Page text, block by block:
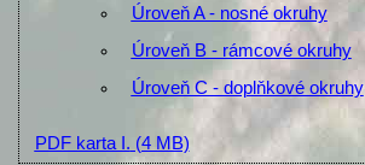
Úroveň A - nosné okruhy
Úroveň B - rámcové okruhy
Úroveň C - doplňkové okruhy
PDF karta I. (4 MB)